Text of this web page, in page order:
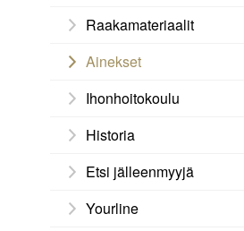
Raakamateriaalit
Ainekset
Ihonhoitokoulu
Historia
Etsi jälleenmyyjä
Yourline